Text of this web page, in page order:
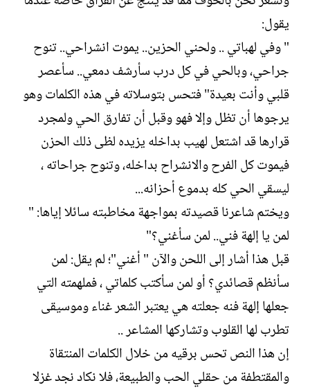
يقول:
" وفي لهباتي .. ولحني الحزين.. يموت انشراحي.. تنوح
جراحي، وبالحي في كل درب سأرشف دمعي.. سأعصر
قلبي وأنت بعيدة" فتحس بتوسلاته في هذه الكلمات وهو
يرجوها أن تظل وإلا فهو وقبل أن تفارق الحي ولمجرد
قرارها قد اشتعل لهيب بداخله يزيده لظى ذلك الحزن
فيموت كل الفرح والانشراح بداخله، وتنوح جراحاته ،
ليسقي الحي كله بدموع أحزانه...
ويختم شاعرنا قصيدته بمواجهة مخاطبته سائلا إياها: "
لمن يا إلهة فني.. لمن سأغني؟"
قبل هذا أشار إلى اللحن والآن " أغني"؛ لم يقل: لمن
سأنظم قصائدي؟ أو لمن سأكتب كلماتي ، فملهمته التي
جعلها إلهة فنه جعلته هي يعتبر الشعر غناء وموسيقى
تطرب لها القلوب وتشاركها المشاعر ..
إن هذا النص تحس برقيه من خلال الكلمات المنتقاة
والمقتطفة من حقلي الحب والطبيعة، فلا نكاد نجد غزلا